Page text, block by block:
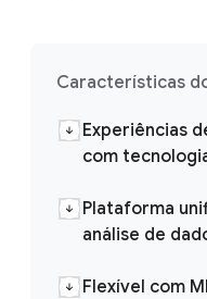
Características
Experiências
com
Plataforma
análise de
Flexível com